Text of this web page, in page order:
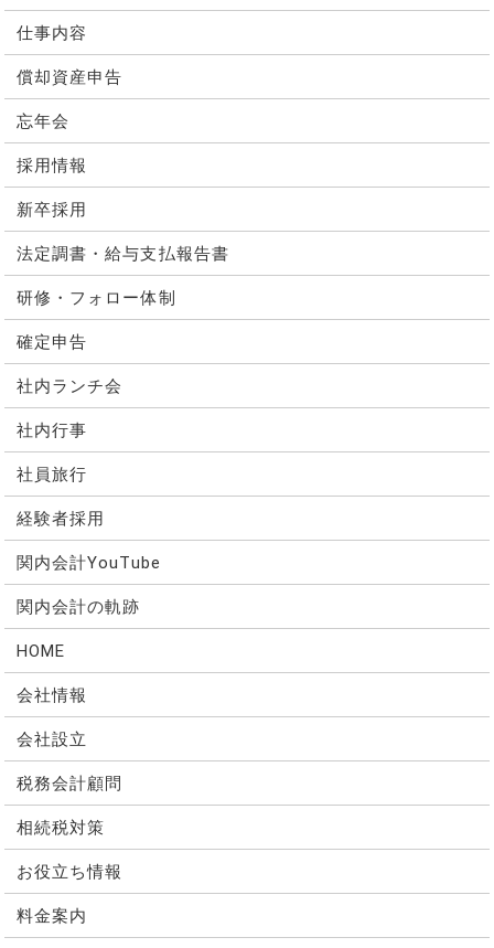
仕事内容
償却資産申告
忘年会
採用情報
新卒採用
法定調書・給与支払報告書
研修・フォロー体制
確定申告
社内ランチ会
社内行事
社員旅行
経験者採用
関内会計YouTube
関内会計の軌跡
HOME
会社情報
会社設立
税務会計顧問
相続税対策
お役立ち情報
料金案内